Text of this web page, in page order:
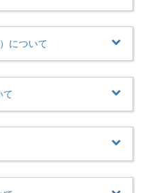
について
て